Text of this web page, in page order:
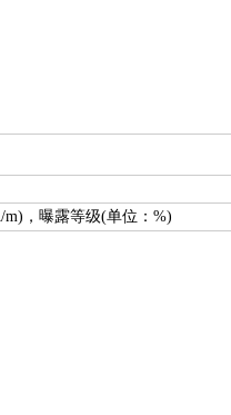
，曝露等级(单位：%)